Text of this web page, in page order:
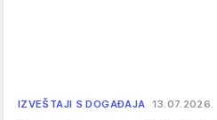
IZVEŠTAJI S DOGAĐAJA 13.07.2026.